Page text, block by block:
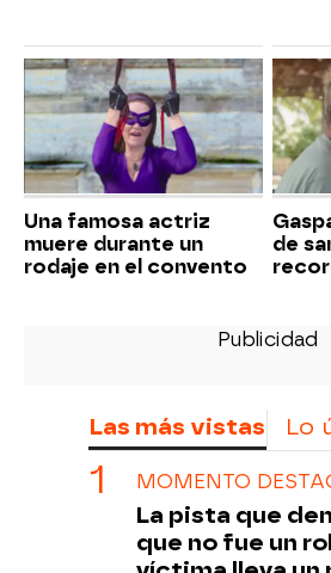
Una famosa actriz
muere durante un
rodaje en el convento
de
Las más vistas Lo
MOMENTO
La pista que
que no fue un